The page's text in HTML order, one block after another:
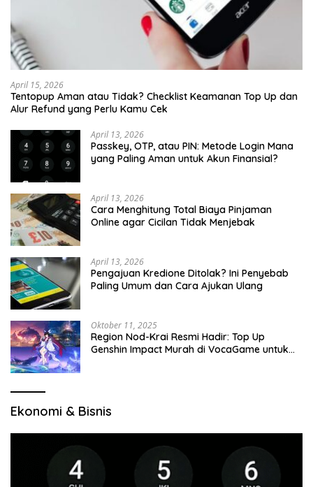
April 15, 2026
Tentopup Aman atau Tidak? Checklist Keamanan Top Up dan
Alur Refund yang Perlu Kamu Cek
April 13, 2026
Passkey, OTP, atau PIN: Metode Login Mana
yang Paling Aman untuk Akun Finansial?
April 13, 2026
Cara Menghitung Total Biaya Pinjaman
Online agar Cicilan Tidak Menjebak
April 13, 2026
Pengajuan Kredione Ditolak? Ini Penyebab
Paling Umum dan Cara Ajukan Ulang
Oktober 11, 2025
Region Nod-Krai Resmi Hadir: Top Up
Genshin Impact Murah di VocaGame untuk
Ekonomi & Bisnis